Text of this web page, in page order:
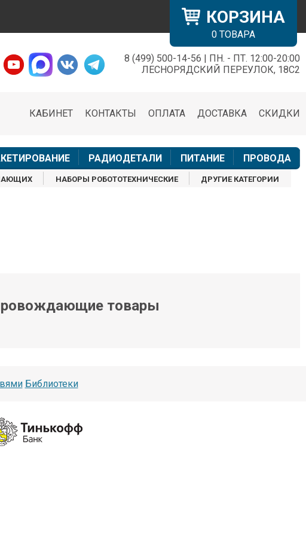
КОРЗИНА
0 ТОВАРА
8 (499) 500-14-56 | ПН. - ПТ. 12:00-20:00
ЛЕСНОРЯДСКИЙ ПЕРЕУЛОК, 18С2
СКИДКИ
ДОСТАВКА
ОПЛАТА
КОНТАКТЫ
КАБИНЕТ
РАДИОДЕТАЛИ ПИТАНИЕ ПРОВОДА
НАБОРЫ РОБОТОТЕХНИЧЕСКИЕ ДРУГИЕ КАТЕГОРИИ
товары
Библиотеки
×